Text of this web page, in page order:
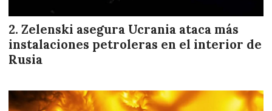
Zelenski asegura Ucrania ataca más
instalaciones petroleras en el interior de
Rusia